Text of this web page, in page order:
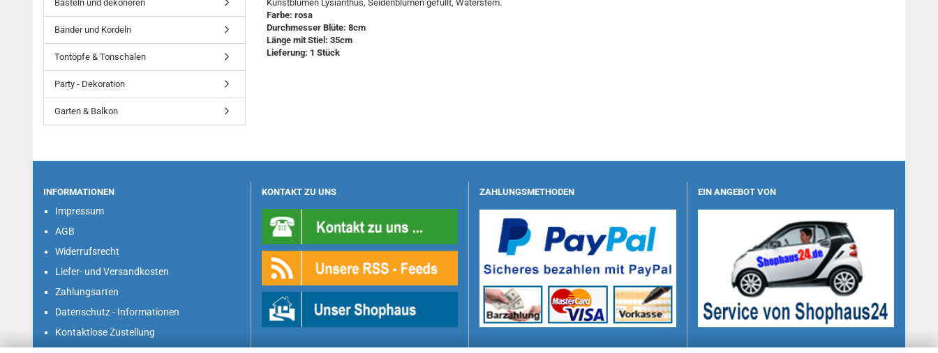
Kunstblumen Lysianthus, Seidenblumen gefüllt, Waterstem.
Farbe: rosa
Durchmesser Blüte: 8cm
Länge mit Stiel: 35cm
Lieferung: ​1 Stück
Basteln und dekorieren
Bänder und Kordeln
Tontöpfe & Tonschalen
Party - Dekoration
Garten & Balkon
INFORMATIONEN
Impressum
AGB
Widerrufsrecht
Liefer- und Versandkosten
Zahlungsarten
Datenschutz - Informationen
Kontaktlose Zustellung
KONTAKT ZU UNS ZAHLUNGSMETHODEN EIN ANGEBOT VON